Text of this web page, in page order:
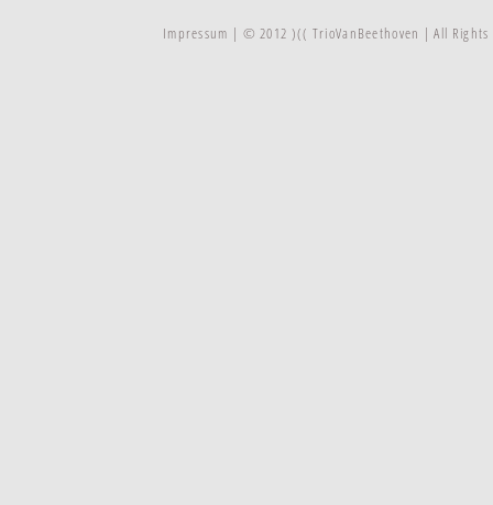
Impressum | © 2012 )(( TrioVanBeethoven | All Rights